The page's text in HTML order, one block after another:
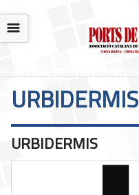
☰
URBIDERMIS
URBIDERMIS